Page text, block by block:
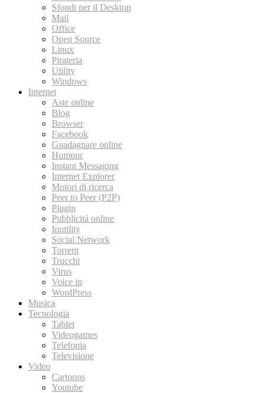
Sfondi per il Desktop
Mail
Office
Open Source
Linux
Pirateria
Utility
Windows
Internet
Aste online
Blog
Browser
Facebook
Guadagnare online
Humour
Instant Messaging
Internet Explorer
Motori di ricerca
Peer to Peer (P2P)
Plugin
Pubblicità online
Inutility
Social Network
Torrent
Trucchi
Virus
Voice ip
WordPress
Musica
Tecnologia
Tablet
Videogames
Telefonia
Televisione
Video
Cartoons
Youtube